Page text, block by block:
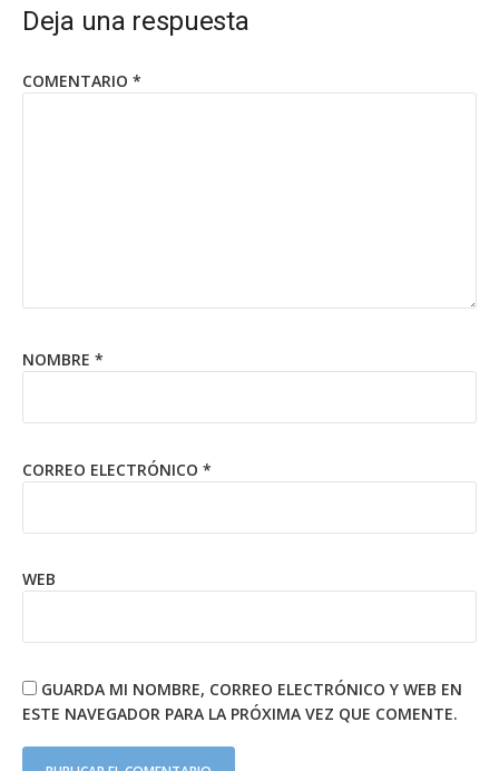
Deja una respuesta
COMENTARIO *
NOMBRE *
CORREO ELECTRÓNICO *
WEB
GUARDA MI NOMBRE, CORREO ELECTRÓNICO Y WEB EN
ESTE NAVEGADOR PARA LA PRÓXIMA VEZ QUE COMENTE.